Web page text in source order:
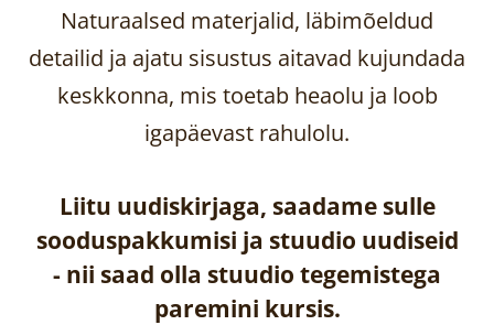
Naturaalsed materjalid, läbimõeldud
detailid ja ajatu sisustus aitavad kujundada
keskkonna, mis toetab heaolu ja loob
igapäevast rahulolu.
Liitu uudiskirjaga, saadame sulle
sooduspakkumisi ja stuudio uudiseid
- nii saad olla stuudio tegemistega
paremini kursis.